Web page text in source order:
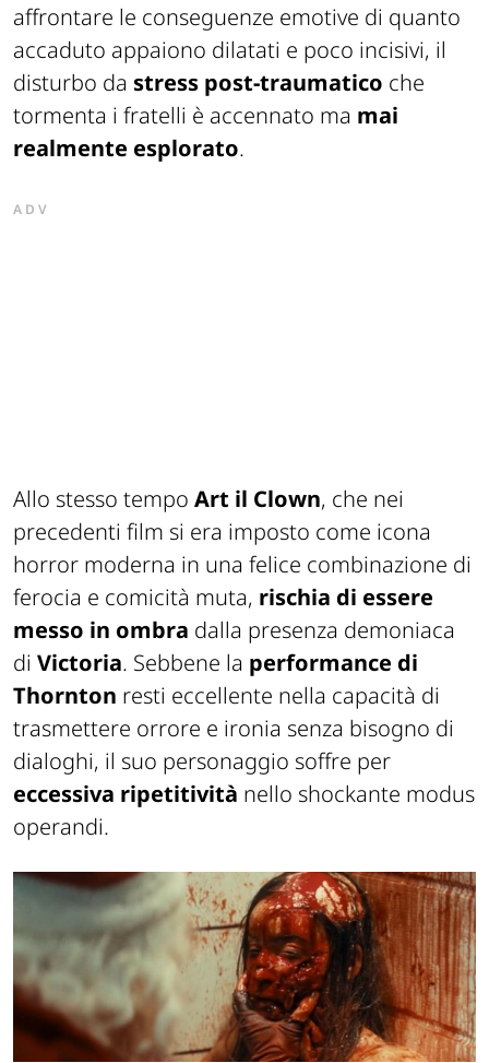
affrontare le conseguenze emotive di quanto
accaduto appaiono dilatati e poco incisivi, il
disturbo da stress post-traumatico che
tormenta i fratelli è accennato ma mai
realmente esplorato.
ADV
Allo stesso tempo Art il Clown, che nei
precedenti film si era imposto come icona
horror moderna in una felice combinazione di
ferocia e comicità muta, rischia di essere
messo in ombra dalla presenza demoniaca
di Victoria. Sebbene la performance di
Thornton resti eccellente nella capacità di
trasmettere orrore e ironia senza bisogno di
dialoghi, il suo personaggio soffre per
eccessiva ripetitività nello shockante modus
operandi.